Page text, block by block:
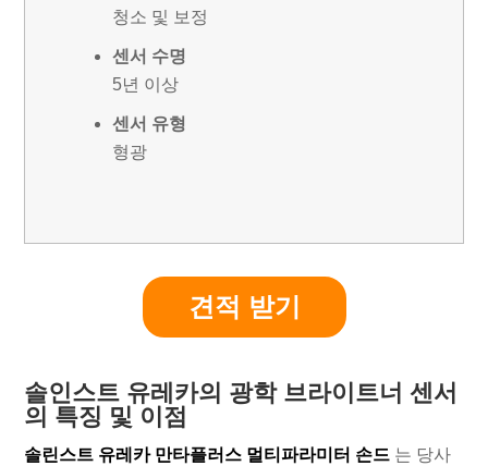
청소 및 보정
센서 수명
5년 이상
센서 유형
형광
견적 받기
솔인스트 유레카의 광학 브라이트너 센서
의 특징 및 이점
솔린스트 유레카 만타플러스 멀티파라미터 손드 는 당사